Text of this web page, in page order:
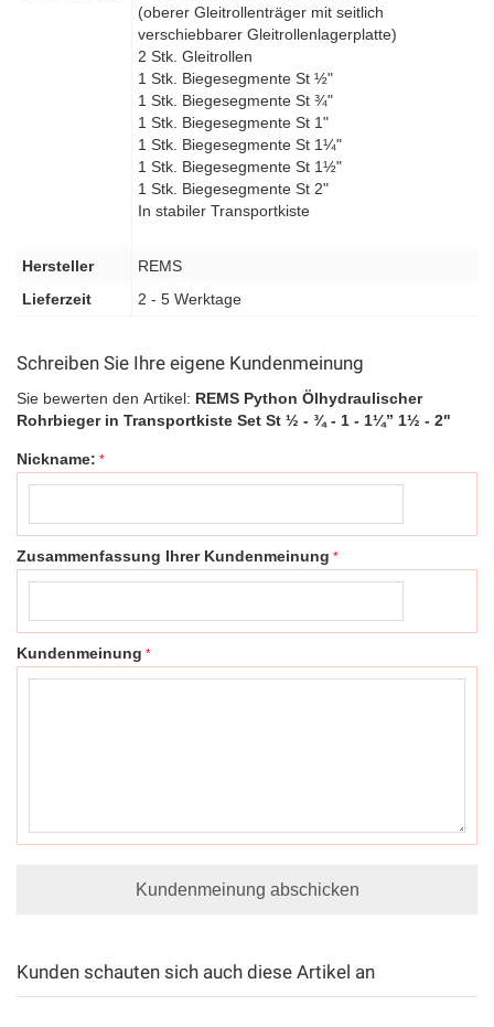
(oberer Gleitrollenträger mit seitlich
verschiebbarer Gleitrollenlagerplatte)
2 Stk. Gleitrollen
1 Stk. Biegesegmente St ½"
1 Stk. Biegesegmente St ¾"
1 Stk. Biegesegmente St 1"
1 Stk. Biegesegmente St 1¼"
1 Stk. Biegesegmente St 1½"
1 Stk. Biegesegmente St 2"
In stabiler Transportkiste
Hersteller
REMS
Lieferzeit
2 - 5 Werktage
Schreiben Sie Ihre eigene Kundenmeinung
Sie bewerten den Artikel: REMS Python Ölhydraulischer
Rohrbieger in Transportkiste Set St ½ - ¾ - 1 - 1¼” 1½ - 2"
Nickname:
Zusammenfassung Ihrer Kundenmeinung
Kundenmeinung
Kundenmeinung abschicken
Kunden schauten sich auch diese Artikel an